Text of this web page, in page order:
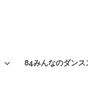
84みんなのダンス